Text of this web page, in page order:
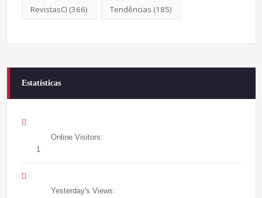
RevistasCI (366) Tendências (185)
Estatísticas
Online Visitors:
1
Yesterday's Views: